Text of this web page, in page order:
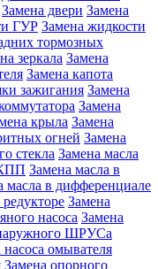
Замена двери Замена
ГУР Замена жидкости
тормозных
зеркала Замена
Замена капота
зажигания Замена
Замена
крыла Замена
огней Замена
стекла Замена масла
Замена масла в
масла в дифференциале
Замена
насоса Замена
ШРУСа
насоса омывателя
Замена опорного